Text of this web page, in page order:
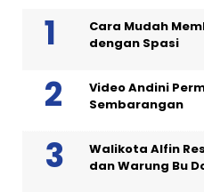
Cara Mudah
dengan Spasi
Video Andini
Sembarangan
Walikota Alfin
dan Warung Bu